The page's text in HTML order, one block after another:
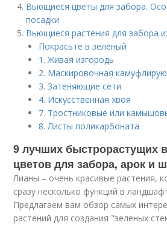
Вьющиеся цветы для забора.
посадки
Вьющиеся растения для забора
Покрасьте в зеленый
1. Живая изгородь
2. Маскировочная
3. Затеняющие сети
4. Искусственная хвоя
7. Тростниковые или
8. Листы поликарбоната
9 лучших быстрорастущих
цветов для забора, арок и
Лианы – очень красивые растения,
сразу несколько функций в
Предлагаем вам обзор самых
растений для создания "зеленых